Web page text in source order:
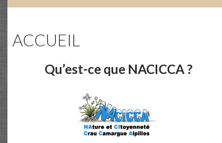
ACCUEIL
Qu’est-ce que NACICCA ?